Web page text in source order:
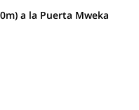
a la Puerta Mweka